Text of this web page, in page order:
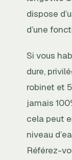
dispose
d’une
Si vous
dure,
robinet et
jamais
cela peut
niveau
Référez-